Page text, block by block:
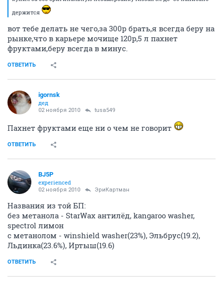
держится
вот тебе делать не чего,за 300р брать,я всегда беру на
рынке,что в карьере мочище 120р,5 л пахнет
фруктами,беру всегда в минус.
ОТВЕТИТЬ
igornsk
дед
02 ноября 2010 tusa549
Пахнет фруктами еще ни о чем не говорит
ОТВЕТИТЬ
BJ5P
experienced
02 ноября 2010 ЭриКартман
Названия из той БП:
без метанола - StarWax антилёд, kangaroo washer,
spectrol лимон
с метанолом - winshield washer(23%), Эльбрус(19.2),
Льдинка(23.6%), Иртыш(19.6)
ОТВЕТИТЬ